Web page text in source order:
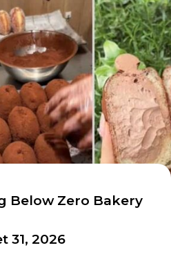
Below Zero Bakery
31, 2026